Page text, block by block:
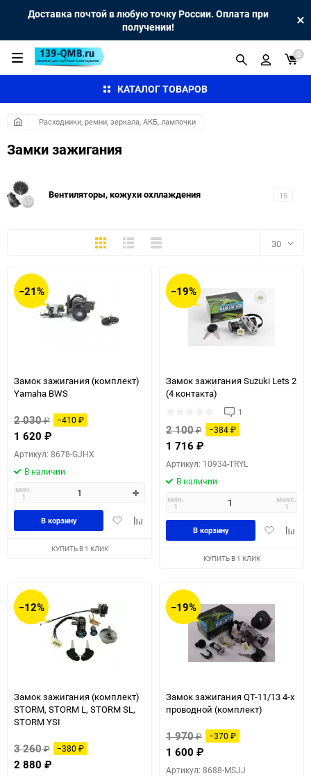
Доставка почтой в любую точку России. Оплата при
получении!
КАТАЛОГ ТОВАРОВ
0
Расходники, ремни, зеркала, АКБ, лампочки
Замки зажигания
15
Вентиляторы, кожухи охллаждения
ПлиткаПодробноКомпактно 30
−21%
Замок зажигания (комплект)
Yamaha BWS
2 030₽ −410 ₽
1 620 ₽
Артикул: 8678-GJHX
В наличии
мин.
1
ДобавитьДобавить
В корзину
КУПИТЬ В 1 КЛИК
−19%
Замок зажигания Suzuki Lets 2
(4 контакта)
1
2 100₽ −384₽
1 716 ₽
Артикул: 10934-TRYL
В наличии
мин.
1
макс.
1
Добавить
В корзину
КУПИТЬ В 1 КЛИК
−12%
Замок зажигания (комплект)
STORM, STORM L, STORM SL,
STORM YSI
3 260₽ −380 ₽
2 880 ₽
−19%
Замок зажигания QT-11/13 4-х
проводной (комплект)
1 970₽ −370 ₽
1 600 ₽
Артикул: 8688-MSJJ